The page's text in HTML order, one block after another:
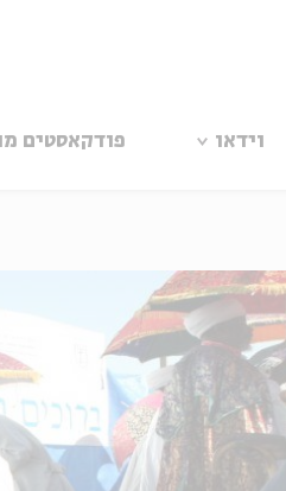
וידאו פודקאסטים